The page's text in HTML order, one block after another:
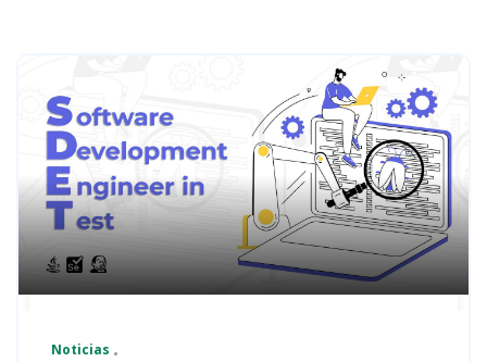
Noticias